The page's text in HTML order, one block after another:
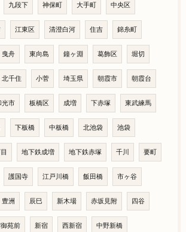
九段下 神保町 大手町 中央区
江東区 清澄白河 住吉 錦糸町
曳舟 東向島 鐘ヶ淵 葛飾区 堀切
北千住 小菅 埼玉県 朝霞市 朝霞台
光市 板橋区 成増 下赤塚 東武練馬
下板橋 中板橋 北池袋 池袋
地下鉄成増 地下鉄赤塚 千川 要町
護国寺 江戸川橋 飯田橋 市ヶ谷
豊洲 辰巳 新木場 赤坂見附 四谷
苑前 新宿 西新宿 中野新橋